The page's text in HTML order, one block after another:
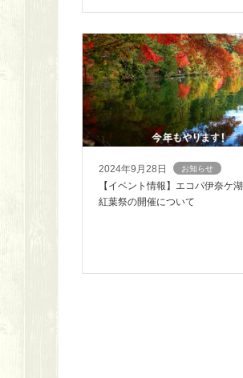
2024年9月28日 お知らせ
【イベント情報】エコパ伊奈ケ湖
紅葉祭の開催について